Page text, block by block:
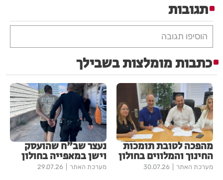
תגובות
הוסיפו תגובה
כתבות מומלצות בשבילך
מהפכה לטובת תומכות
החינוך והמלווים בחולון
מערכת האתר 30.07.26
נעצר שב"ח שהועסק
וישן במאפייה בחולון
מערכת האתר 29.07.26